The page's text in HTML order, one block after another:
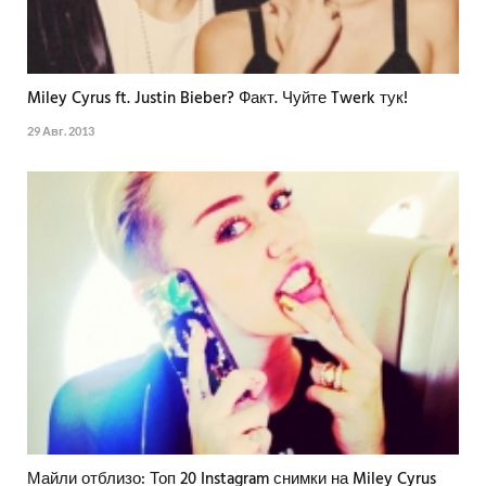
Miley Cyrus ft. Justin Bieber? Факт. Чуйте Twerk тук!
29 Авг. 2013
Майли отблизо: Топ 20 Instagram снимки на Miley Cyrus